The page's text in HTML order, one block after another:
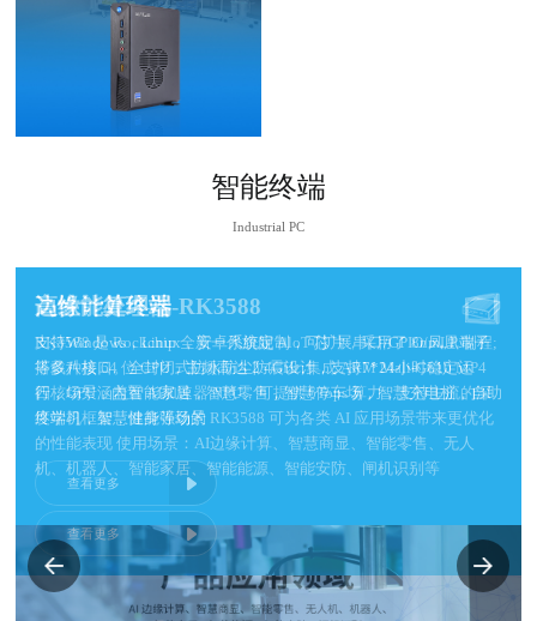
智能终端
Industrial PC
高性能处理器-RK3588
RK3588 是 Rockchip 全新一代旗舰 AloT 芯片，采用了 8nmLP 制程;
搭载八核 64 位 CPU，主频高达 2.4GHz;集成 ARM Mali-G610 MP4
四核GPU，内置 AI加速器 NPU，可提供 6Tops 算力，支持主流的深
度学习框架，性能强劲的 RK3588 可为各类 AI 应用场景带来更优化
的性能表现 使用场景：AI边缘计算、智慧商显、智能零售、无人
机、机器人、智能家居、智能能源、智能安防、闸机识别等
查看更多
智能网关终端
支持Windows和Linux系统，针对智能制造、智能家居、工业控制等
行业进行数据采集传输与控制。多网口可实现设备之间数据交换，支
持以太网、4G网络、WIFI多种网络传输协议。用户通过简单指令即
可方便的采集设备的开关信号、计数信号以及输出信号对设备的控
制，从而轻松实现产品的互通互联
查看更多
边缘计算终端
支持Windows，Linux，安卓系统定制，可扩展串口/GPIO/凤凰端子
等多种接口。全封闭式防水防尘防震设计，支持7*24小时稳定运
行，场景涵盖智能家居，智慧零售，智慧停车场，智慧充电桩，自助
终端机，智慧健身等场景
查看更多
高性能处理器-RK3588
RK3588 是 Rockchip 全新一代旗舰 AloT 芯片，采用了 8nmLP 制程;
搭载八核 64 位 CPU，主频高达 2.4GHz;集成 ARM Mali-G610 MP4
四核GPU，内置 AI加速器 NPU，可提供 6Tops 算力，支持主流的深
度学习框架，性能强劲的 RK3588 可为各类 AI 应用场景带来更优化
的性能表现 使用场景：AI边缘计算、智慧商显、智能零售、无人
机、机器人、智能家居、智能能源、智能安防、闸机识别等
查看更多
智能网关终端
支持Windows和Linux系统，针对智能制造、智能家居、工业控制等
行业进行数据采集传输与控制。多网口可实现设备之间数据交换，支
持以太网、4G网络、WIFI多种网络传输协议。用户通过简单指令即
可方便的采集设备的开关信号、计数信号以及输出信号对设备的控
制，从而轻松实现产品的互通互联
查看更多
边缘计算终端
支持Windows，Linux，安卓系统定制，可扩展串口/GPIO/凤凰端子
等多种接口。全封闭式防水防尘防震设计，支持7*24小时稳定运
行，场景涵盖智能家居，智慧零售，智慧停车场，智慧充电桩，自助
终端机，智慧健身等场景
查看更多
高性能处理器-RK3588
RK3588 是 Rockchip 全新一代旗舰 AloT 芯片，采用了 8nmLP 制程;
搭载八核 64 位 CPU，主频高达 2.4GHz;集成 ARM Mali-G610 MP4
四核GPU，内置 AI加速器 NPU，可提供 6Tops 算力，支持主流的深
度学习框架，性能强劲的 RK3588 可为各类 AI 应用场景带来更优化
的性能表现 使用场景：AI边缘计算、智慧商显、智能零售、无人
机、机器人、智能家居、智能能源、智能安防、闸机识别等
查看更多
智能网关终端
支持Windows和Linux系统，针对智能制造、智能家居、工业控制等
行业进行数据采集传输与控制。多网口可实现设备之间数据交换，支
持以太网、4G网络、WIFI多种网络传输协议。用户通过简单指令即
可方便的采集设备的开关信号、计数信号以及输出信号对设备的控
制，从而轻松实现产品的互通互联
查看更多
边缘计算终端
支持Windows，Linux，安卓系统定制，可扩展串口/GPIO/凤凰端子
等多种接口。全封闭式防水防尘防震设计，支持7*24小时稳定运
行，场景涵盖智能家居，智慧零售，智慧停车场，智慧充电桩，自助
终端机，智慧健身等场景
查看更多